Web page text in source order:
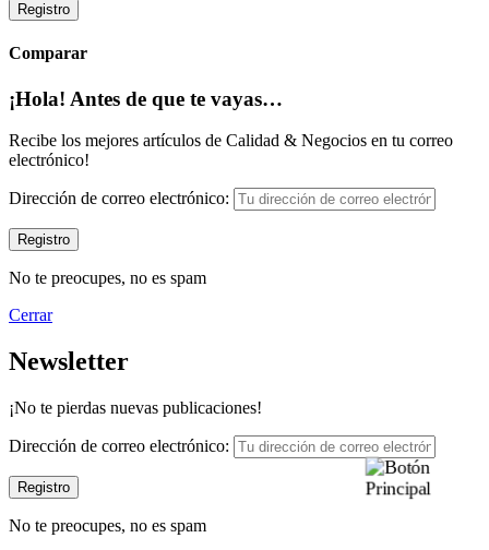
Registro
Comparar
¡Hola! Antes de que te vayas…
Recibe los mejores artículos de Calidad & Negocios en tu correo
electrónico!
Dirección de correo electrónico:
No te preocupes, no es spam
Cerrar
Newsletter
¡No te pierdas nuevas publicaciones!
Dirección de correo electrónico:
No te preocupes, no es spam